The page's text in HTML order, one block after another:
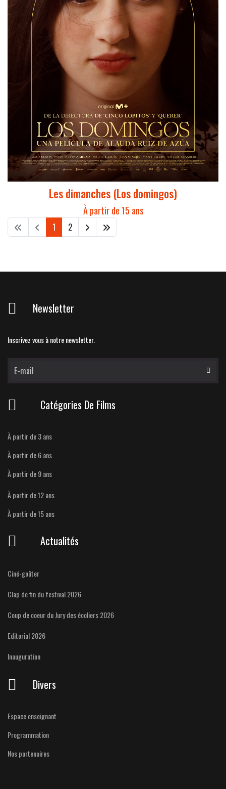
Les dimanches (Los domingos)
À partir de 15 ans
1 2
Newsletter
Inscrivez vous à notre newsletter.
Catégories De Films
À partir de 3 ans
À partir de 6 ans
À partir de 9 ans
À partir de 12 ans
À partir de 15 ans
Actualités
Ciné-goûter
Clap de fin du festival 2026
Coup de coeur du Jury des écoliers 2026
Editorial 2026
Inauguration
Divers
Espace enseignant
Programmation
Nos partenaires